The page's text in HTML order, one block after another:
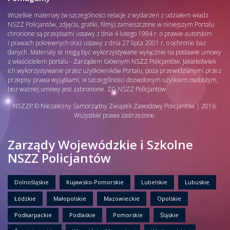
Wszelkie materiały (w szczególności relacje z wydarzeń z udziałem władz
NSZZ Policjantów, zdjęcia, grafiki, filmy) zamieszczone w niniejszym Portalu
chronione są przepisami ustawy z dnia 4 lutego 1994 r. o prawie autorskim
i prawach pokrewnych oraz ustawy z dnia 27 lipca 2001 r. o ochronie baz
danych. Materiały te mogą być wykorzystywane wyłącznie na postawie umowy
z właścicielem portalu - Zarządem Głównym NSZZ Policjantów. Jakiekolwiek
ich wykorzystywanie przez użytkowników Portalu, poza przewidzianymi przez
przepisy prawa wyjątkami, w szczególności dozwolonym użytkiem osobistym,
bez ważnej umowy jest zabronione. ZG NSZZ Policjantów
NSZZP © Niezależny Samorządny Związek Zawodowy Policjantów | 2016.
Wszystkie prawa zastrzeżone.
Zarządy Wojewódzkie i Szkolne
NSZZ Policjantów
Dolnośląskie Kujawsko-Pomorskie Lubelskie Lubuskie
Łódzkie Małopolskie Mazowieckie Opolskie
Podkarpackie Podlaskie Pomorskie Śląskie